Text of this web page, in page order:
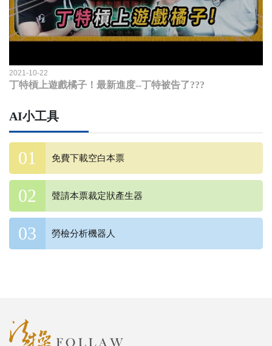
2021-10-22
丁特槓上遊戲橘子！最新進度--丁特被告了???
AI小工具
免費下載空白本票
聲請本票裁定狀產生器
勞檢分析機器人